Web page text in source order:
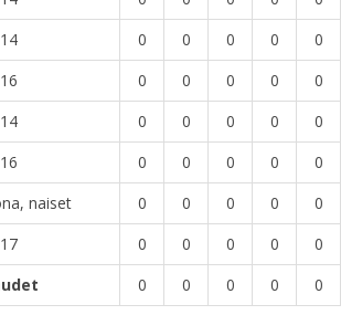
0 0 0 0
0
0 0 0 0
0
0 0 0 0
0
0 0 0 0
0
naiset
0 0 0 0
0
0 0 0 0
0
0 0 0 0 0